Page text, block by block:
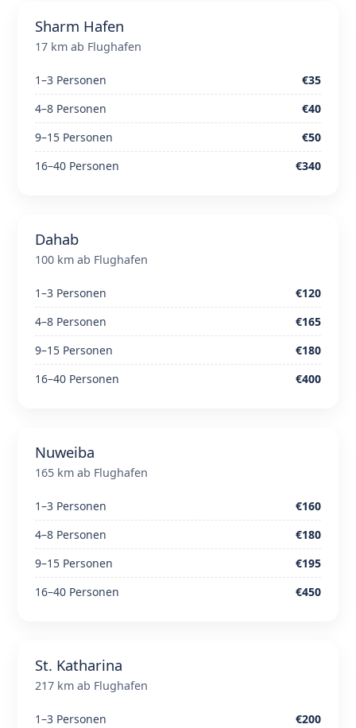
Sharm Hafen
17 km ab Flughafen
1–3 Personen
€35
4–8 Personen
€40
9–15 Personen
€50
16–40 Personen
€340
Dahab
100 km ab Flughafen
1–3 Personen
€120
4–8 Personen
€165
9–15 Personen
€180
16–40 Personen
€400
Nuweiba
165 km ab Flughafen
1–3 Personen
€160
4–8 Personen
€180
9–15 Personen
€195
16–40 Personen
€450
St. Katharina
217 km ab Flughafen
1–3 Personen
€200